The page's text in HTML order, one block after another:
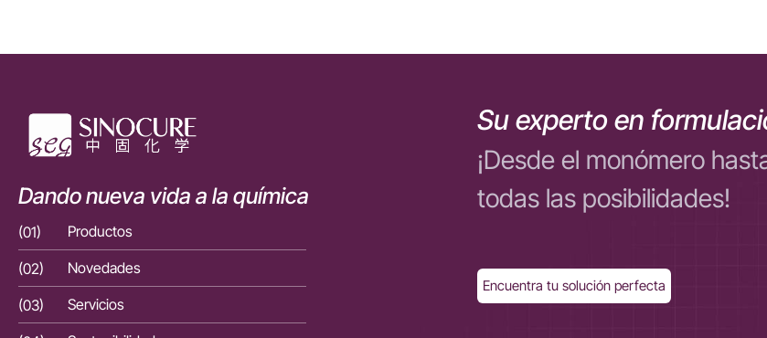
Dando nueva vida a la química
Su experto en
¡Desde el monómero
todas las posibilidades!
(01) Productos
(02)
Novedades
(03)
Servicios
Encuentra tu solución perfecta